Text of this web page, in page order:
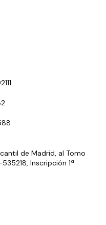
de Madrid, al Tomo
Inscripción 1ª